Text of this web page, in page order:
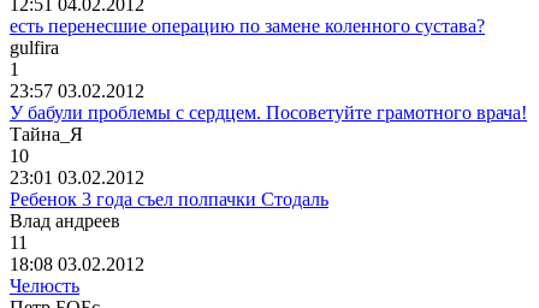
есть перенесшие операцию по замене коленного сустава?
gulfira
1
23:57 03.02.2012
У бабули проблемы с сердцем. Посоветуйте грамотного врача!
Тайна Я
10
23:01 03.02.2012
Ребенок 3 года съел полпачки Стодаль
Влад андреев
11
18:08 03.02.2012
Челюсть